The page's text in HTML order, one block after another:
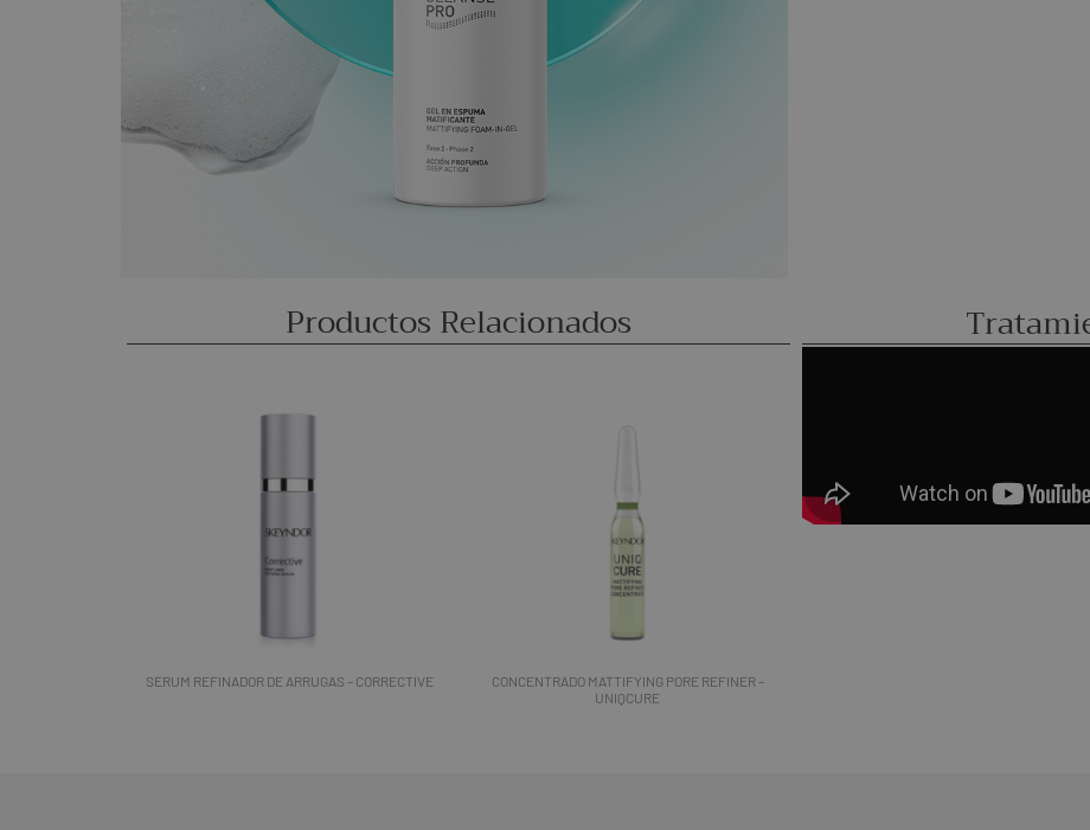
Productos Relacionados
SERUM REFINADOR DE ARRUGAS – CORRECTIVE
CONCENTRADO MATTIFYING PORE REFINER –
UNIQCURE